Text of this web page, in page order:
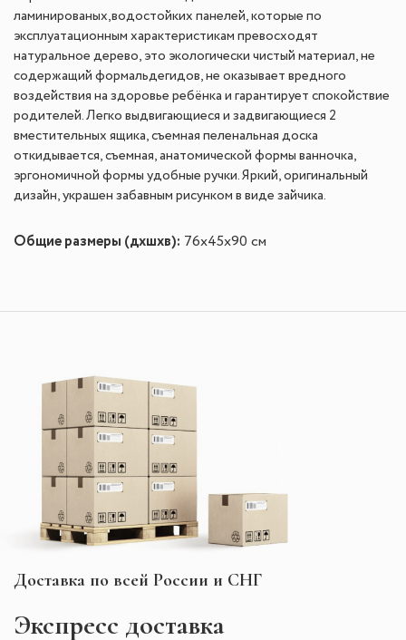
ламинированых,водостойких панелей, которые по
эксплуатационным характеристикам превосходят
натуральное дерево, это экологически чистый материал, не
содержащий формальдегидов, не оказывает вредного
воздействия на здоровье ребёнка и гарантирует спокойствие
родителей. Легко выдвигающиеся и задвигающиеся 2
вместительных ящика, съемная пеленальная доска
откидывается, съемная, анатомической формы ванночка,
эргономичной формы удобные ручки. Яркий, оригинальный
дизайн, украшен забавным рисунком в виде зайчика.
Общие размеры (дхшхв): 76х45х90 см
Доставка по всей России и СНГ
Экспресс доставка